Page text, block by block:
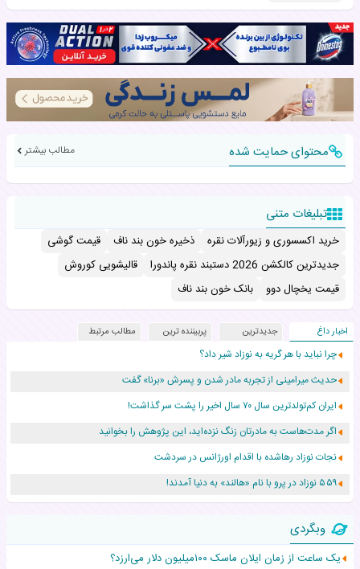
محتوای حمایت شده مطالب بیشتر
تبلیغات متنی
خرید اکسسوری و زیورآلات نقره ذخیره خون بند ناف
قیمت گوشی
جدیدترین کالکشن 2026 دستبند نقره پاندورا
قالیشویی کوروش
قیمت یخچال دوو
بانک خون بند ناف
اخبار داغ جدیدترین پربیننده ترین مطالب مرتبط
چرا نباید با هر گریه به نوزاد شیر داد؟
حدیث میرامینی از تجربه مادر شدن و پسرش «برنا» گفت
ایران کم‌تولدترین سال ۷۰ سال اخیر را پشت سر گذاشت!
اگر مدت‌هاست به مادرتان زنگ نزده‌اید، این پژوهش را بخوانید
نجات نوزاد رهاشده با اقدام اورژانس در سردشت
۵۵۹ نوزاد در پرو با نام «هالند» به دنیا آمدند!
زن ۲۴ ساله پس از درمان سرطان رحم، مادر شد
افزایش قد این دختر، چند میلیون دلار برای پدرش خرج داشته
حرکت غیرقانونی یک پرستار، جان دوقلوها را نجات داد!
وبگردی
یک ساعت از زمان ایلان ماسک ۱۰۰میلیون دلار می‌ارزد؟